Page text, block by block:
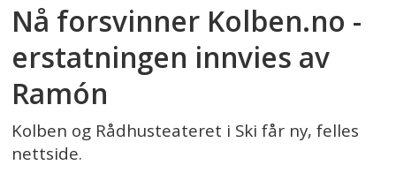
Nå forsvinner Kolben.no -
erstatningen innvies av
Ramón
Kolben og Rådhusteateret i Ski får ny, felles
nettside.